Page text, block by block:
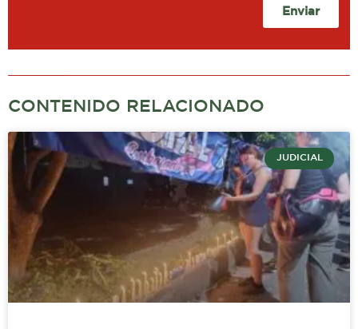
Enviar
CONTENIDO RELACIONADO
JUDICIAL